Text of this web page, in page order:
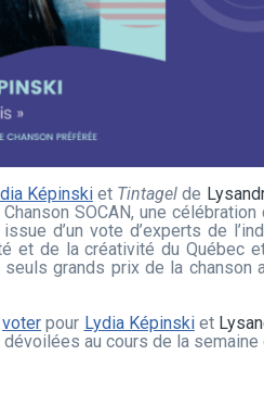
Képinskiet Tintagel de
SOCAN, une
d’un vote d’experts de
et de la créativité du Québec
grands prix de la chanson
voter pour Lydia Képinskiet
au cours de la semaine